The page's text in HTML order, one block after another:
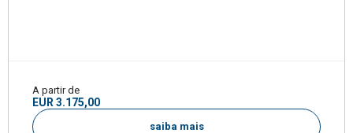
A partir de
EUR 3.175,00
saiba mais